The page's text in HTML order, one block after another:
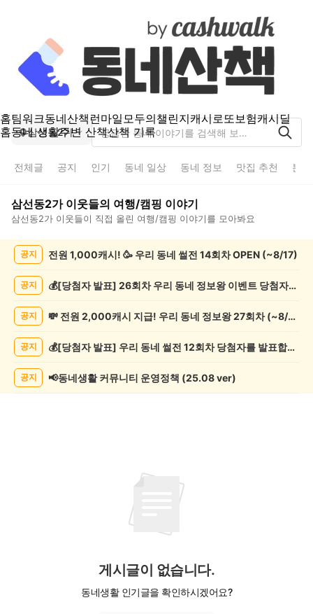
홈팀워크동네산책 런마일모두의챌린지캐시로또보험캐시딜
홈동네 생활주변 산책산책 기록
삼선동2가
전체글 공지 인기 동네 일상 동네 정보 맛집 추천 분
삼선동2가이웃들의 여행/캠핑 이야기
삼선동2가 이웃들이 직접 올린 여행/캠핑 이야기를 모아봐요
행/
글
공지 전원 1,000캐시! 🥳 우리 동네 썰전 14회차 OPEN (~8/17)
공지 💰[당첨자 발표] 26회차 우리 동네 정보왕 이벤트 당첨자를 발표합니다!
공지 💸 전원 2,000캐시 지급! 우리 동네 정보왕 27회차 (~8/10)
공지 💰[당첨자 발표] 우리 동네 썰전 12회차 당첨자를 발표합니다!
공지 📢동네생활 커뮤니티 운영정책 (25.08 ver)
게시글이 없습니다.
동네생활 인기글을 확인하시겠어요?